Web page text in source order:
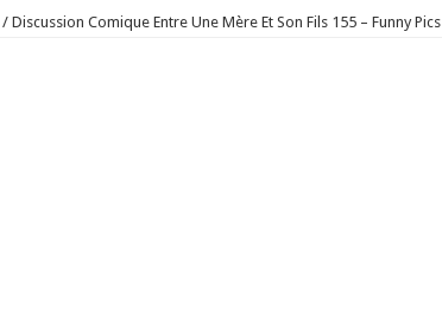
/ Discussion Comique Entre Une Mère Et Son Fils 155 – Funny Pics